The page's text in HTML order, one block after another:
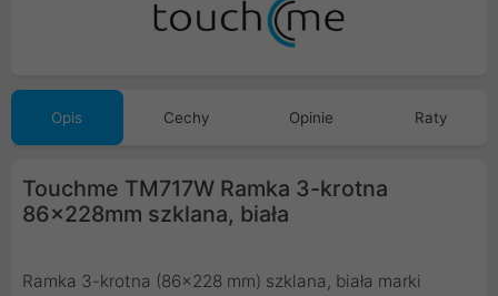
Opis Cechy Opinie Raty
Touchme TM717W Ramka 3-krotna
86x228mm szklana, biała
Ramka 3-krotna (86x228 mm) szklana, biała marki